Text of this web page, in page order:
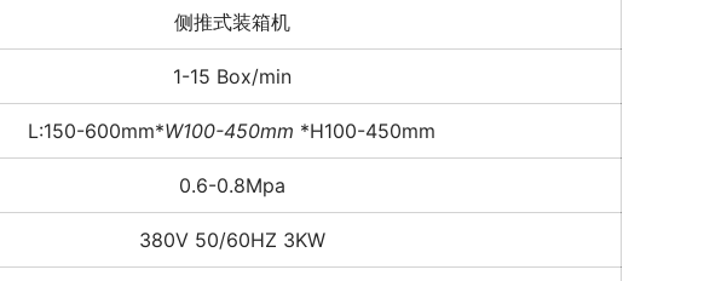
侧推式装箱机
1-15 Box/min
L:150-600mm*W100-450mm *H100-450mm
0.6-0.8Mpa
380V 50/60HZ 3KW